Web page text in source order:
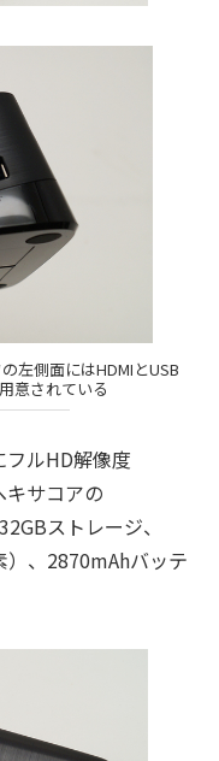
左側面にはHDMIとUSB
意されている
ルHD解像度
キサコアの
ストレージ、
、2870mAhバッテ